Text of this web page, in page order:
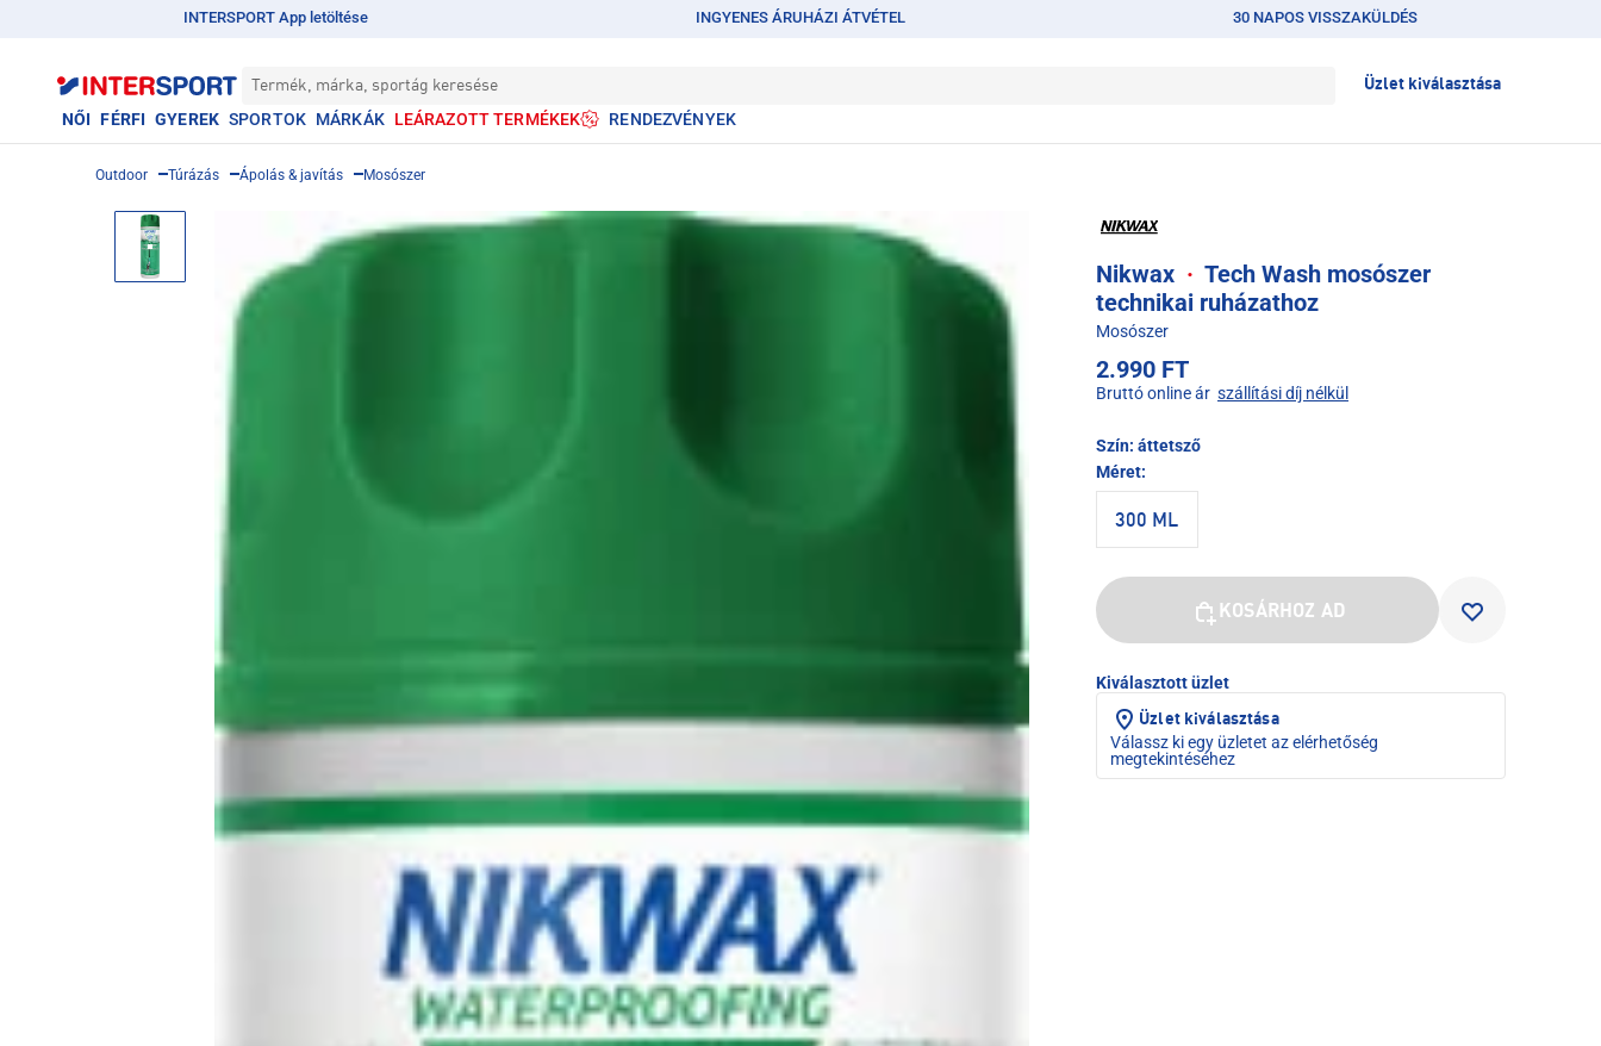
INTERSPORT App letöltése INGYENES ÁRUHÁZI ÁTVÉTEL 30 NAPOS VISSZAKÜLDÉS
Termék, márka, sportág keresése Üzlet kiválasztása
NŐI FÉRFI GYEREK SPORTOK MÁRKÁK LEÁRAZOTT TERMÉKEK RENDEZVÉNYEK
Outdoor Túrázás Ápolás & javítás Mosószer
Nikwax · Tech Wash mosószer
technikai ruházathoz
Mosószer
2.990 FT
Bruttó online ár szállítási díj nélkül
Szín: áttetsző
Méret:
300 ML
KOSÁRHOZ AD
Kiválasztott üzlet
Üzlet kiválasztása
Válassz ki egy üzletet az elérhetőség
megtekintéséhez